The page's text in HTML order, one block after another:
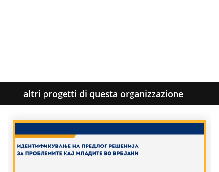
altri progetti di questa organizzazione